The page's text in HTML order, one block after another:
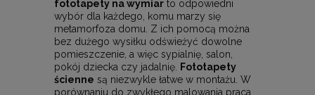
fototapety na wymiar to odpowiedni
wybór dla każdego, komu marzy się
metamorfoza domu. Z ich pomocą można
bez dużego wysiłku odświeżyć dowolne
pomieszczenie, a więc sypialnię, salon,
pokój dziecka czy jadalnię. Fototapety
ścienne są niezwykle łatwe w montażu. W
porównaniu do zwykłego malowania praca